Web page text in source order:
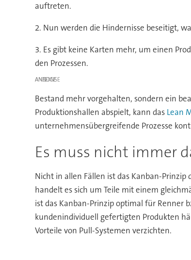
auftreten.
2. Nun werden die Hindernisse beseitigt,
3. Es gibt keine Karten mehr, um einen
den Prozessen.
ANZEIGE
Bestand mehr vorgehalten, sondern ein
Produktionshallen abspielt, kann das Lean
unternehmensübergreifende Prozesse
Es muss nicht immer
Nicht in allen Fällen ist das Kanban-
handelt es sich um Teile mit einem
ist das Kanban-Prinzip optimal für Renner
kundenindividuell gefertigten Produkten
Vorteile von Pull-Systemen verzichten.